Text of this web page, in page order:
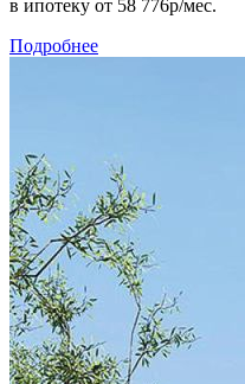
в ипотеку от 58 776р/мес.
Подробнее